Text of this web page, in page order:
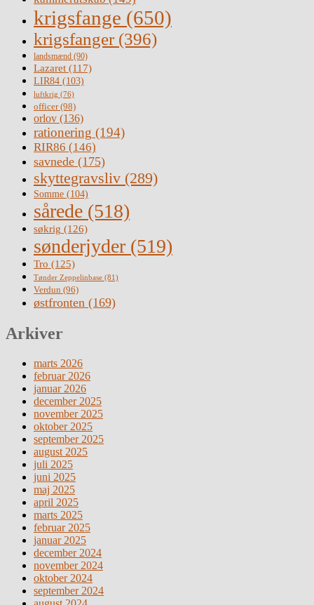
krigsfange (650)
krigsfanger (396)
landsmænd (90)
Lazaret (117)
LIR84 (103)
luftkrig (76)
officer(98)
orlov (136)
rationering (194)
RIR86 (146)
savnede (175)
skyttegravsliv (289)
Somme (104)
sårede (518)
søkrig (126)
sønderjyder (519)
Tro (125)
Tønder Zeppelinbase (81)
Verdun (96)
østfronten (169)
Arkiver
marts 2026
februar 2026
januar 2026
december 2025
november 2025
oktober 2025
september 2025
august 2025
juli 2025
juni 2025
maj 2025
april 2025
marts 2025
februar 2025
januar 2025
december 2024
november 2024
oktober 2024
september 2024